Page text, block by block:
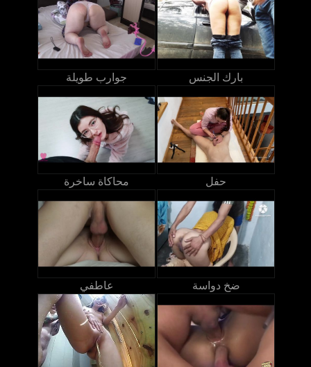
جوارب طويلة بارك الجنس
محاكاة ساخرة حفل
عاطفي ضخ دواسة